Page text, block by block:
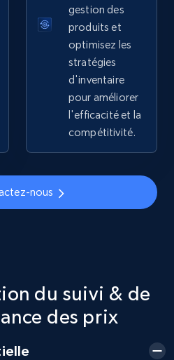
Commencer
records by shop url
Currency, Initial
percent, and more.
gestion des
produits et
optimisez les
stratégies
d'inventaire
pour améliorer
l'efficacité et la
compétitivité.
nous
du suivi & de
des prix